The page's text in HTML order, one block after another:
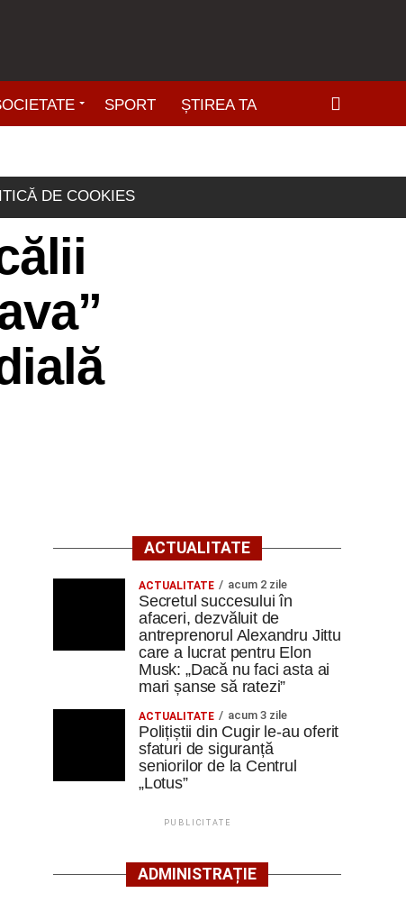
SPORT ȘTIREA TA
DE COOKIES
ACTUALITATE
ACTUALITATE acum 2 zile
Secretul succesului în
afaceri, dezvăluit de
antreprenorul Alexandru Jittu
care a lucrat pentru Elon
Musk: „Dacă nu faci asta ai
mari șanse să ratezi”
ACTUALITATE acum 3 zile
Polițiștii din Cugir le-au oferit
sfaturi de siguranță
seniorilor de la Centrul
„Lotus”
PUBLICITATE
ADMINISTRAȚIE